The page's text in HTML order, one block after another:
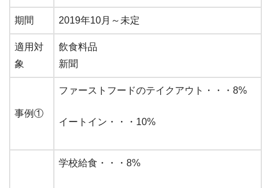
期間 2019年10月～未定
適用対
象
飲食料品
新聞
事例①
ファーストフードのテイクアウト・・・8%
イートイン・・・10%
学校給食・・・8%